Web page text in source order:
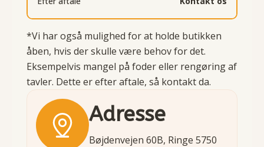
*Vi har også mulighed for at holde butikken
åben, hvis der skulle være behov for det.
Eksempelvis mangel på foder eller rengøring af
tavler. Dette er efter aftale, så kontakt da.
Adresse
Bøjdenvejen 60B, Ringe 5750